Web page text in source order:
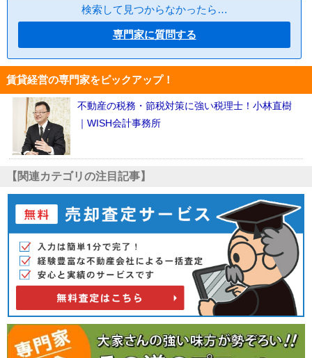
検索して見つからなかったら…
専門家に質問する
賃貸経営の専門家をピックアップ！
不動産の税務・節税対策に強い税理士！小林直樹
｜WISH会計事務所
【関連カテゴリの注目記事】